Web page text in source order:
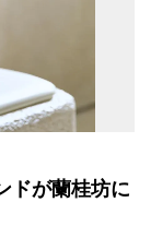
ドが蘭桂坊に